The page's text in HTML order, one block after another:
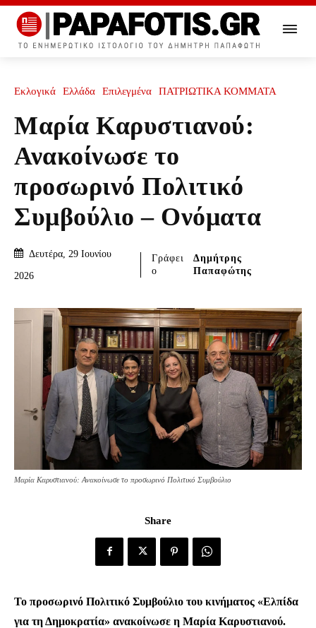
Εκλογικά Ελλάδα Επιλεγμένα ΠΑΤΡΙΩΤΙΚΑ ΚΟΜΜΑΤΑ
Μαρία Καρυστιανού:
Ανακοίνωσε το
προσωρινό Πολιτικό
Συμβούλιο – Ονόματα
Δευτέρα, 29 Ιουνίου
2026
Γράφει
ο
Δημήτρης
Παπαφώτης
Μαρία Καρυστιανού: Ανακοίνωσε το προσωρινό Πολιτικό Συμβούλιο
Share
Το προσωρινό Πολιτικό Συμβούλιο του κινήματος «Ελπίδα
για τη Δημοκρατία» ανακοίνωσε η Μαρία Καρυστιανού.